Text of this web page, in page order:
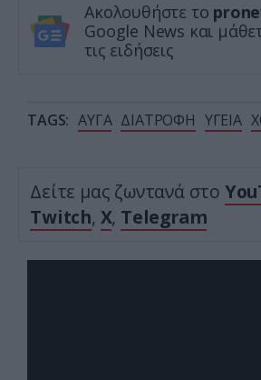
Ακολουθήστε το
Google News και
τις ειδήσεις
TAGS: ΑΥΓΑ ΔΙΑΤΡΟΦΗ ΥΓΕΙΑ
Δείτε μας ζωντανά στο
Twitch, X, Telegram